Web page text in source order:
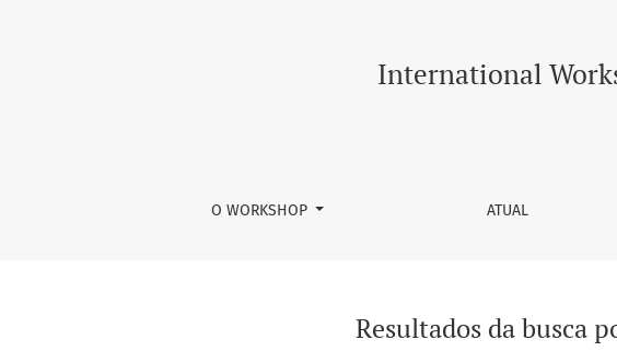
International
O WORKSHOP ATUAL
Resultados da busca